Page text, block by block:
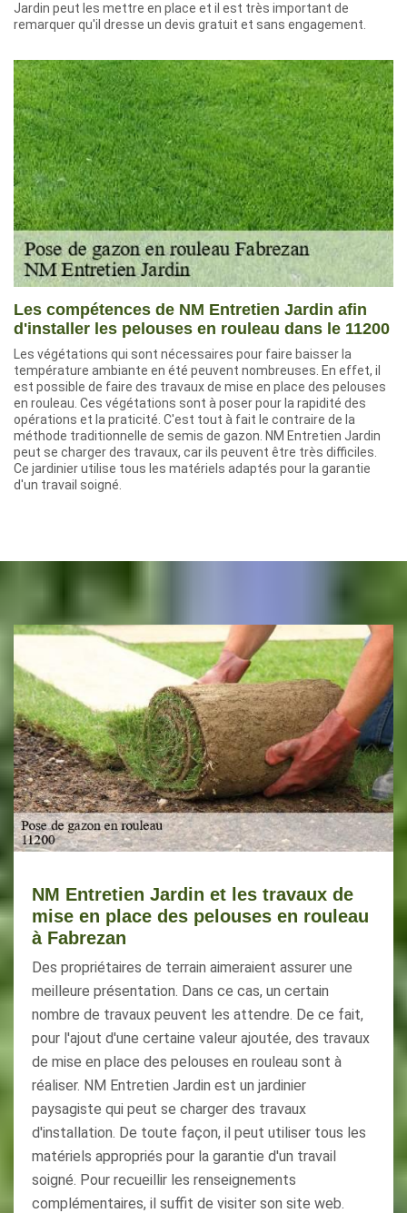
Jardin peut les mettre en place et il est très important de
remarquer qu'il dresse un devis gratuit et sans engagement.
Les compétences de NM Entretien Jardin afin
d'installer les pelouses en rouleau dans le 11200
Les végétations qui sont nécessaires pour faire baisser la
température ambiante en été peuvent nombreuses. En effet, il
est possible de faire des travaux de mise en place des pelouses
en rouleau. Ces végétations sont à poser pour la rapidité des
opérations et la praticité. C'est tout à fait le contraire de la
méthode traditionnelle de semis de gazon. NM Entretien Jardin
peut se charger des travaux, car ils peuvent être très difficiles.
Ce jardinier utilise tous les matériels adaptés pour la garantie
d'un travail soigné.
NM Entretien Jardin et les travaux de
mise en place des pelouses en rouleau
à Fabrezan
Des propriétaires de terrain aimeraient assurer une
meilleure présentation. Dans ce cas, un certain
nombre de travaux peuvent les attendre. De ce fait,
pour l'ajout d'une certaine valeur ajoutée, des travaux
de mise en place des pelouses en rouleau sont à
réaliser. NM Entretien Jardin est un jardinier
paysagiste qui peut se charger des travaux
d'installation. De toute façon, il peut utiliser tous les
matériels appropriés pour la garantie d'un travail
soigné. Pour recueillir les renseignements
complémentaires, il suffit de visiter son site web.